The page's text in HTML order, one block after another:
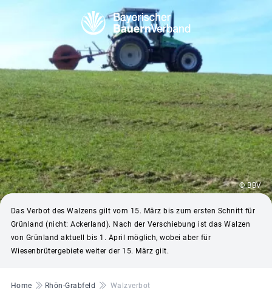
© BBV
Das Verbot des Walzens gilt vom 15. März bis zum ersten Schnitt für
Grünland (nicht: Ackerland). Nach der Verschiebung ist das Walzen
von Grünland aktuell bis 1. April möglich, wobei aber für
Wiesenbrütergebiete weiter der 15. März gilt.
Pfadnavigation
Home Rhön-Grabfeld Walzverbot